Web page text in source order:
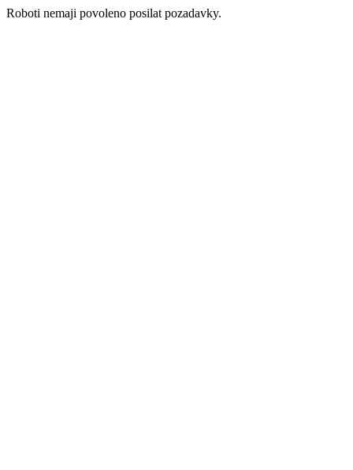
Roboti nemaji povoleno posilat pozadavky.